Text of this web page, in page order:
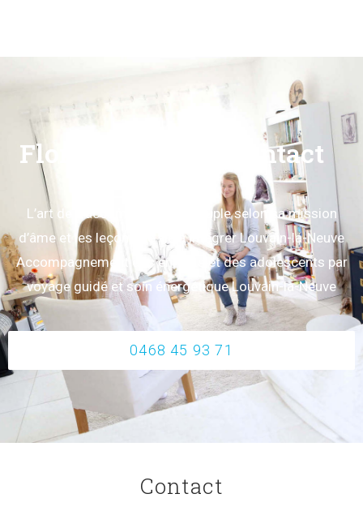
Florence Béliard contact
L’art de s’accompagner en couple selon sa mission
d’âme et les leçons de vie à intégrer Louvain-la-Neuve
Accompagnement des enfants et des adolescents par
voyage guidé et soin énergétique Louvain-la-Neuve
0468 45 93 71
Contact